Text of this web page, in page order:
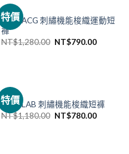
特價
NIKE
NIKE ACG 刺繡機能梭織運動短
褲
NT$1,280.00 NT$790.00
特價
NIKE
NIKE LAB 刺繡機能梭織短褲
NT$1,180.00 NT$780.00